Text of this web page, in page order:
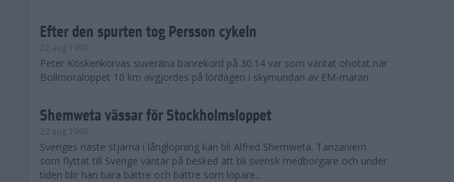
Efter den spurten tog Persson cykeln
22 aug 1998
Peter Koskenkorvas suveräna banrekord på 30.14 var som väntat ohotat när
Bollmoraloppet 10 km avgjordes på lördagen i skymundan av EM-maran.
Shemweta vässar för Stockholmsloppet
22 aug 1998
Sveriges näste stjärna i långlöpning kan bli Alfred Shemweta. Tanzaniern
som flyttat till Sverige väntar på besked att bli svensk medborgare och under
tiden blir han bara bättre och bättre som löpare...